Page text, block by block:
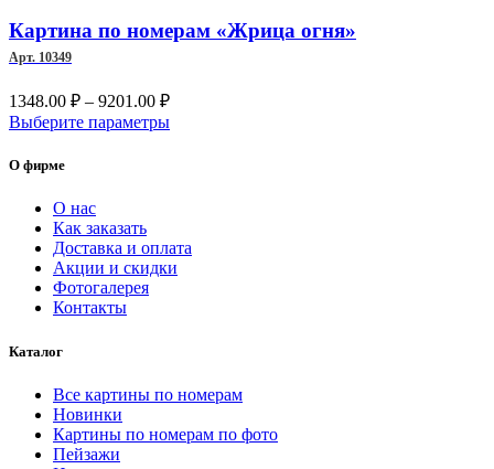
Опции
можно
странице
товара.
Картина по номерам «Жрица огня»
Арт. 10349
1348.00 ₽ – 9201.00 ₽Диапазон
цен:
Выберите параметрыЭтот
выбрать
на
О фирме
О нас
Как заказать
Доставка и оплата
Акции и скидки
Фотогалерея
Контакты
Каталог
Все картины по номерам
Новинки
Картины по номерам по фото
Пейзажи